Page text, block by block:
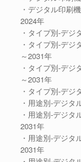
・デジタル印刷
2024年
・タイプ別-デジ
・タイプ別-デジ
～2031年
・タイプ別-デジ
～2031年
・タイプ別-デジ
・用途別-デジタ
・用途別-デジタ
2031年
・用途別-デジタ
2031年